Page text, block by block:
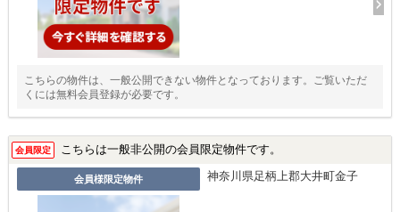
こちらの物件は、一般公開できない物件となっております。ご覧いただ
くには無料会員登録が必要です。
会員限定 こちらは一般非公開の会員限定物件です。
会員様限定物件 神奈川県足柄上郡大井町金子